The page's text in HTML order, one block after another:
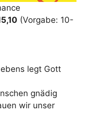
(Vorgabe: 10-
legt Gott
gnädig
wir unser